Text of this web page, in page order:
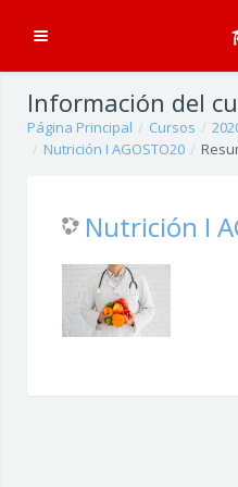
Expandir
Información del
Página Principal Cursos
Nutrición I AGOSTO20
Nutrición I